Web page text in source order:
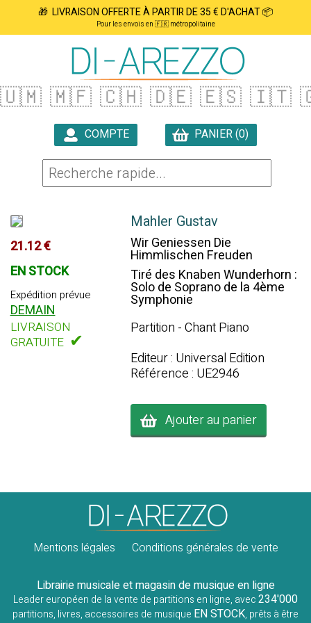
🎁 LIVRAISON OFFERTE À PARTIR DE 35 € D'ACHAT 📦
Pour les envois en 🇫🇷 métropolitaine
🇺🇲 🇲🇫 🇨🇭 🇩🇪 🇪🇸 🇮🇹
COMPTE
PANIER (0)
21.12 €
EN STOCK
Expédition prévue
DEMAIN
LIVRAISON
GRATUITE ✔
Mahler Gustav
Wir Geniessen Die
Himmlischen Freuden
Tiré des Knaben Wunderhorn :
Solo de Soprano de la 4ème
Symphonie
Partition - Chant Piano
Editeur : Universal Edition
Référence : UE2946
Ajouter au panier
Mentions légales Conditions générales de vente
Librairie musicale et magasin de musique en ligne
Leader européen de la vente de partitions en ligne, avec234'000
partitions, livres, accessoires de musique EN STOCK, prêts à être